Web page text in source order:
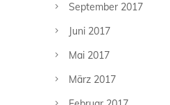
September 2017
Juni 2017
Mai 2017
März 2017